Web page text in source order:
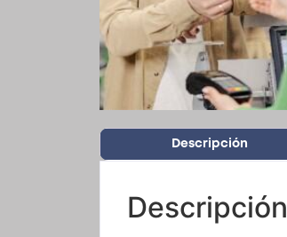
Descripción
Descripción